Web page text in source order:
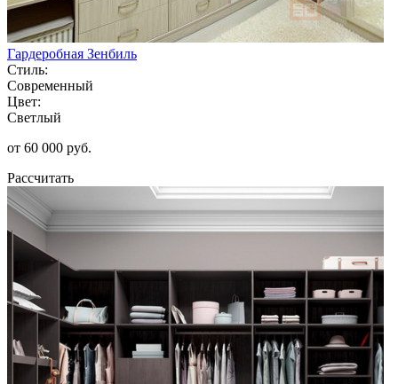
Гардеробная Зенбиль
Стиль:
Современный
Цвет:
Светлый
от 60 000 руб.
Рассчитать